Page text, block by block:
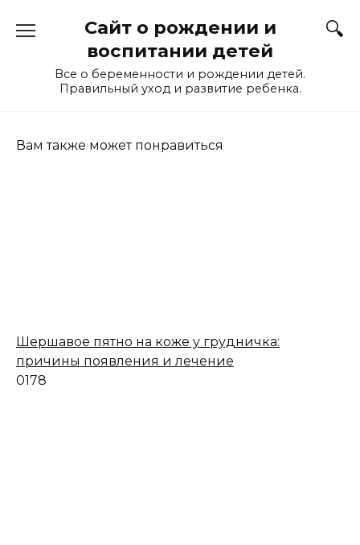
Сайт о рождении и
воспитании детей
Все о беременности и рождении детей.
Правильный уход и развитие ребенка.
Вам также может понравиться
Шершавое пятно на коже у грудничка:
причины появления и лечение
0178